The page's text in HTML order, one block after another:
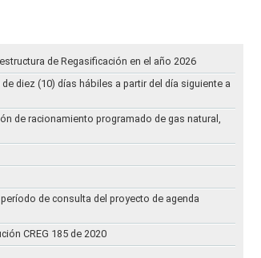
de Regasificación en el año 2026
diez (10) días hábiles a partir del día siguiente a
de racionamiento programado de gas natural,
de consulta del proyecto de agenda
CREG 185 de 2020